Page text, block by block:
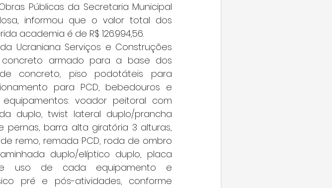
Públicas da Secretaria Municipal
informou que o valor total dos
academia é de R$ 126.994,56.
Ucraniana Serviços e Construções
armado para a base dos
concreto, piso podotáteis para
para PCD, bebedouros e
voador peitoral com
duplo, twist lateral duplo/prancha
pernas, barra alta giratória 3 alturas,
remo, remada PCD, roda de ombro
duplo/elíptico duplo, placa
uso de cada equipamento e
pré e pós-atividades, conforme